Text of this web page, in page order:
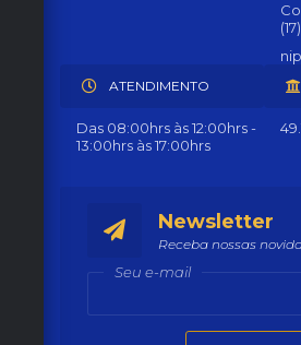
ATENDIMENTO
Das 08:00hrs às 12:00hrs -
13:00hrs às 17:00hrs
Newsletter
Receba nossas
Seu e-mail